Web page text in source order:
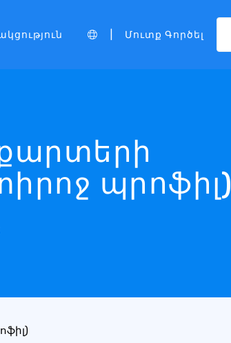
Մուտք Գործել
պրոֆիլ)